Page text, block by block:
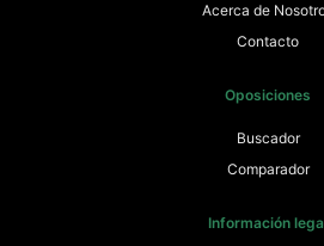
Acerca de
Contacto
Oposiciones
Buscador
Comparador
Información